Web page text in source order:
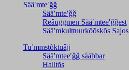
Sääʹmteʹǧǧ
Sääʹmteʹǧǧ
Reâuggmen Sääʹmteeʹǧǧest
Sääʹmkulttuurkõõskõs Sajos
Tuʹmmstõktuâjj
Sääʹmteeʹǧǧ sååbbar
Halltõs